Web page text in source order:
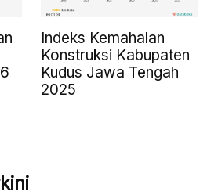
Indeks Kemahalan
Konstruksi Kabupaten
Kudus Jawa Tengah
2025